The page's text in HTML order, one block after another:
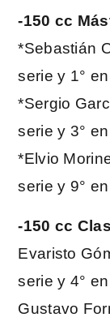
-150 cc
*Sebastián
serie y 1°
*Sergio
serie y 3°
*Elvio
serie y 9°
-150 cc
Evaristo
serie y 4°
Gustavo